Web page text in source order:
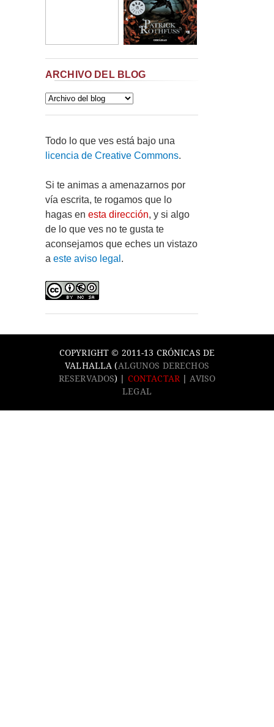
ARCHIVO DEL BLOG
Todo lo que ves está bajo una
licencia de Creative Commons.
Si te animas a amenazarnos por
vía escrita, te rogamos que lo
hagas en esta dirección, y si algo
de lo que ves no te gusta te
aconsejamos que eches un vistazo
a este aviso legal .
COPYRIGHT © 2011-13 CRÓNICAS DE
VALHALLA (ALGUNOS DERECHOS
RESERVADOS) | CONTACTAR
AVISO
LEGAL